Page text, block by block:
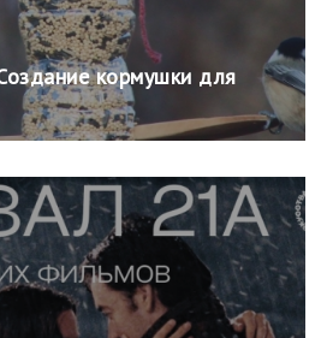
кормушки для